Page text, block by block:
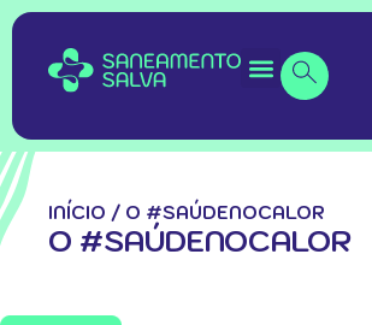
INÍCIO / O #SAÚDENOCALOR
O #SAÚDENOCALOR